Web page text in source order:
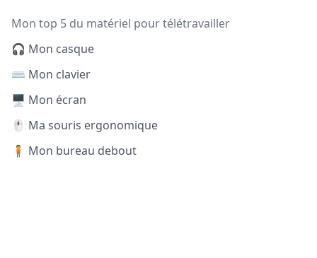
Mon top 5 du matériel pour télétravailler
🎧 Mon casque
⌨️ Mon clavier
🖥️ Mon écran
🖱️ Ma souris ergonomique
🧍 Mon bureau debout